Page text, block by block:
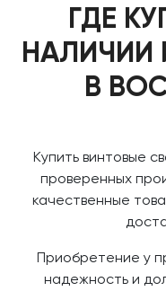
ГДЕ
НАЛИЧИИ
В
Купить винтовые
проверенных
качественные
Приобретение у
надежность и